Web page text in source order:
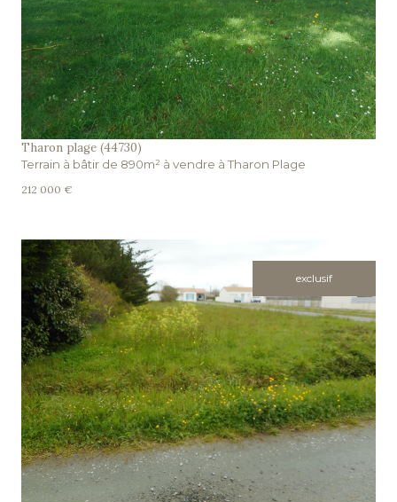
voir le bien
Tharon plage (44730)
Terrain à bâtir de 890m² à vendre à Tharon Plage
212 000 €
exclusif
voir le bien